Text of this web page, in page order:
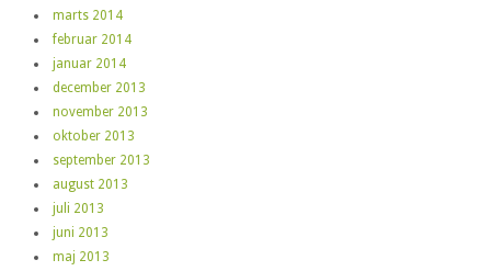
marts 2014
februar 2014
januar 2014
december 2013
november 2013
oktober 2013
september 2013
august 2013
juli 2013
juni 2013
maj 2013